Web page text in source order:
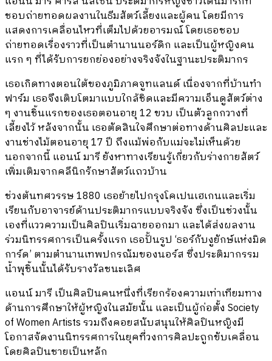
ชอบถ่ายทอดผลงานในธีมสัตว์เลี้ยงและผู้คน โดยมีการ
แสดงการเคลื่อนไหวที่เต็มไปด้วยอารมณ์ โดยเธอชอบ
ถ่ายทอดเรื่องราวที่เป็นตำนานนอร์ดิก และเป็นผู้หญิงคน
แรก ๆ ที่ได้รับการยกย่องอย่างจริงจังในฐานะประติมากร
เธอเกิดทางตอนใต้ของภูมิภาคจูทแลนด์ เนื่องจากที่บ้านทำ
ฟาร์ม เธอจึงเติบโตมาแบบใกล้ชิดและมีความเอ็นดูสัตว์ต่าง
ๆ งานชิ้นแรกของเธอตอนอายุ 12 ขวบ เป็นตัวลูกกวางที่
เลี้ยงไว้ หลังจากนั้น เธอตัดสินใจศึกษาต่อทางด้านศิลปะและ
งานช่างไม้ตอนอายุ 17 ปี ถึงแม้พ่อกับแม่จะไม่เห็นด้วย
นอกจากนี้ แอนน์ มารี ยังหาทางเรียนรู้เกี่ยวกับร่างกายสัตว์
เพิ่มเติมจากคลีนิกรักษาสัตว์แถวบ้าน
ช่วงต้นทศวรรษ 1880 เธอย้ายไปกรุงโคเปนเฮเกนและเริ่ม
เรียนกับอาจารย์ด้านประติมากรแบบจริงจัง ซึ่งเป็นช่วงนั้น
เองที่แววความเป็นศิลปินเริ่มฉายออกมา และได้ส่งผลงาน
ร่วมนิทรรศการเป็นครั้งแรก เธอปั้นรูป ‘ธอร์กับงูยักษ์แห่งมิด
การ์ด’ ตามตำนานเทพปกรณัมของนอร์ส ซึ่งประติมากรรม
น้ำพุชิ้นนั้นได้รับรางวัลชนะเลิศ
แอนน์ มารี เป็นศิลปินคนหนึ่งที่เรียกร้องความเท่าเทียมทาง
ด้านการศึกษาให้ผู้หญิงในสมัยนั้น และเป็นผู้ก่อตั้ง Society
of Women Artists รวมถึงคอยสนับสนุนให้ศิลปินหญิงมี
โอกาสจัดงานนิทรรศการในยุคที่วงการศิลปะถูกขับเคลื่อน
โดยศิลปินชายเป็นหลัก